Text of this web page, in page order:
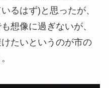
るはず)と思ったが、
想像に過ぎないが、
たいというのが市の